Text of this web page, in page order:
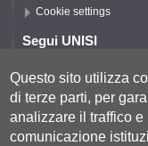
Cookie settings
Segui UNISI
Segui DISPI
Questo sito utilizza
di terze parti, per
analizzare il traffico
comunicazione